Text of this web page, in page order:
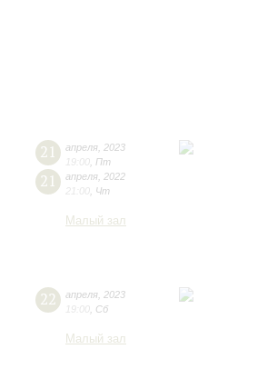
21 апреля 2023
19:00 Пт
21 апреля 2022
21:00 Чт
Малый зал
22 апреля 2023
19:00 Сб
Малый зал